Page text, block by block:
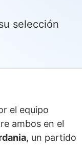
selección
el equipo
ambos en el
, un partido